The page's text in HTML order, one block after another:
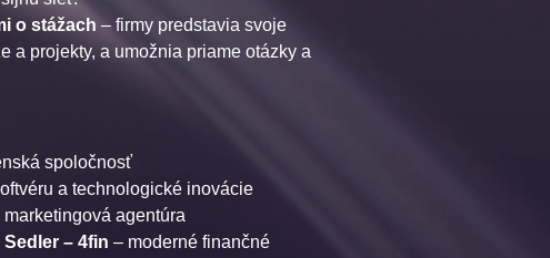
o stážach – firmy predstavia svoje
a projekty, a umožnia priame otázky a
spoločnosť
a technologické inovácie
agentúra
Sedler –4fin– moderné finančné